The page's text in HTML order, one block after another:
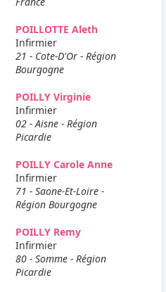
POILLOTTE Aleth
Infirmier
21 - Cote-D'Or - Région
Bourgogne
POILLY Virginie
Infirmier
02 - Aisne - Région
Picardie
POILLY Carole Anne
Infirmier
71 - Saone-Et-Loire -
Région Bourgogne
POILLY Remy
Infirmier
80 - Somme - Région
Picardie